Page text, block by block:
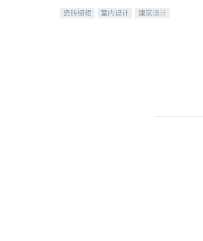
机。品质厨房，家的选择。
瓷砖橱柜 室内设计
建筑设计